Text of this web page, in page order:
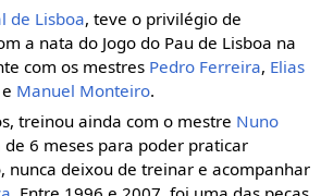
de Lisboa, teve o privilégio de
a nata do Jogo do Pau de Lisboa na
com os mestres Pedro Ferreira, Elias
Manuel Monteiro.
treinou ainda com o mestre Nuno
de 6 meses para poder praticar
nunca deixou de treinar e acompanhar